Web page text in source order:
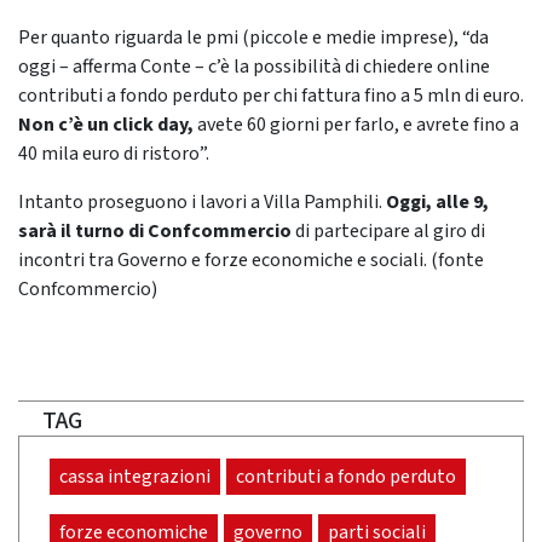
Per quanto riguarda le pmi (piccole e medie imprese), “da
oggi – afferma Conte – c’è la possibilità di chiedere online
contributi a fondo perduto per chi fattura fino a 5 mln di euro.
Non c’è un click day,avete 60 giorni per farlo, e avrete fino a
40 mila euro di ristoro”.
Intanto proseguono i lavori a Villa Pamphili. Oggi, alle 9,
sarà il turno di Confcommerciodi partecipare al giro di
incontri tra Governo e forze economiche e sociali. (fonte
Confcommercio)
TAG
cassa integrazioni contributi a fondo perduto
forze economiche governo parti sociali